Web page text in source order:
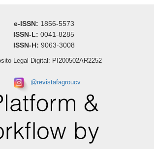
e-ISSN: 1856-5573
ISSN-L: 0041-8285
ISSN-H: 9063-3008
Legal Digital: PI200502AR2252
@revistafagroucv